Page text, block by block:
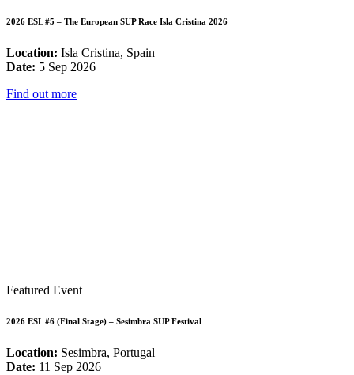
2026 ESL #5 – The European SUP Race Isla Cristina 2026
Location: Isla Cristina, Spain
Date: 5 Sep 2026
Find out more
Featured Event
2026 ESL #6 (Final Stage) – Sesimbra SUP Festival
Location: Sesimbra, Portugal
Date: 11 Sep 2026